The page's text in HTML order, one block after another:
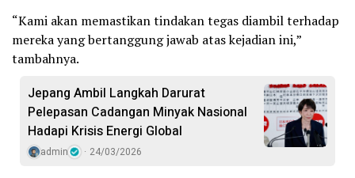
“Kami akan memastikan tindakan tegas diambil terhadap
mereka yang bertanggung jawab atas kejadian ini,”
tambahnya.
Jepang Ambil Langkah Darurat
Pelepasan Cadangan Minyak Nasional
Hadapi Krisis Energi Global
admin 24/03/2026